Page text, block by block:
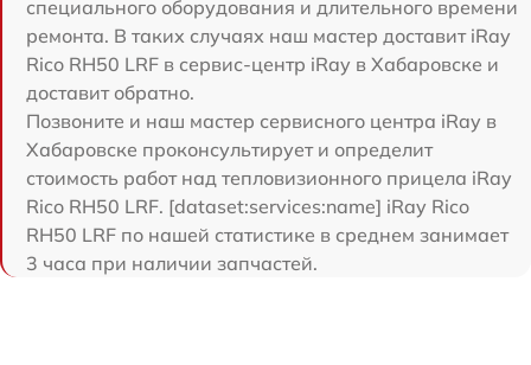
специального оборудования и длительного времени
ремонта. В таких случаях наш мастер доставит iRay
Rico RH50 LRF в сервис-центр iRay в Хабаровске и
доставит обратно.
Позвоните и наш мастер сервисного центра iRay в
Хабаровске проконсультирует и определит
стоимость работ над тепловизионного прицела iRay
Rico RH50 LRF. [dataset:services:name] iRay Rico
RH50 LRF по нашей статистике в среднем занимает
3 часа при наличии запчастей.